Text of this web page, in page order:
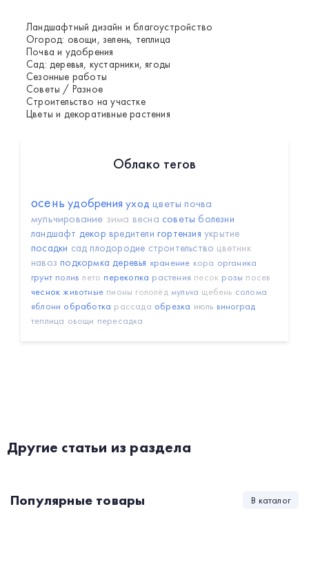
Ландшафтный дизайн и благоустройство
Огород: овощи, зелень, теплица
Почва и удобрения
Сад: деревья, кустарники, ягоды
Сезонные работы
Советы / Разное
Строительство на участке
Цветы и декоративные растения
Облако тегов
осень удобрения уход цветы почва
мульчирование зима весна советы болезни
ландшафт декор вредители гортензия укрытие
посадки сад плодородие строительство цветник
навоз подкормка деревья хранение кора органика
грунт полив лето перекопка растения песок розы посев
чеснок животные пионы гололёд мульча щебень солома
яблони обработка рассада обрезка июль виноград
теплица овощи пересадка
Другие статьи из раздела
Популярные товары В каталог